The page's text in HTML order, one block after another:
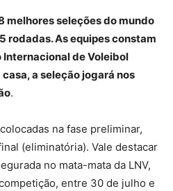
melhores seleções do mundo
rodadas. As equipes constam
de Voleibol
a seleção jogará nos
.
na fase preliminar,
(eliminatória). Vale destacar
no mata-mata da LNV,
entre 30 de julho e